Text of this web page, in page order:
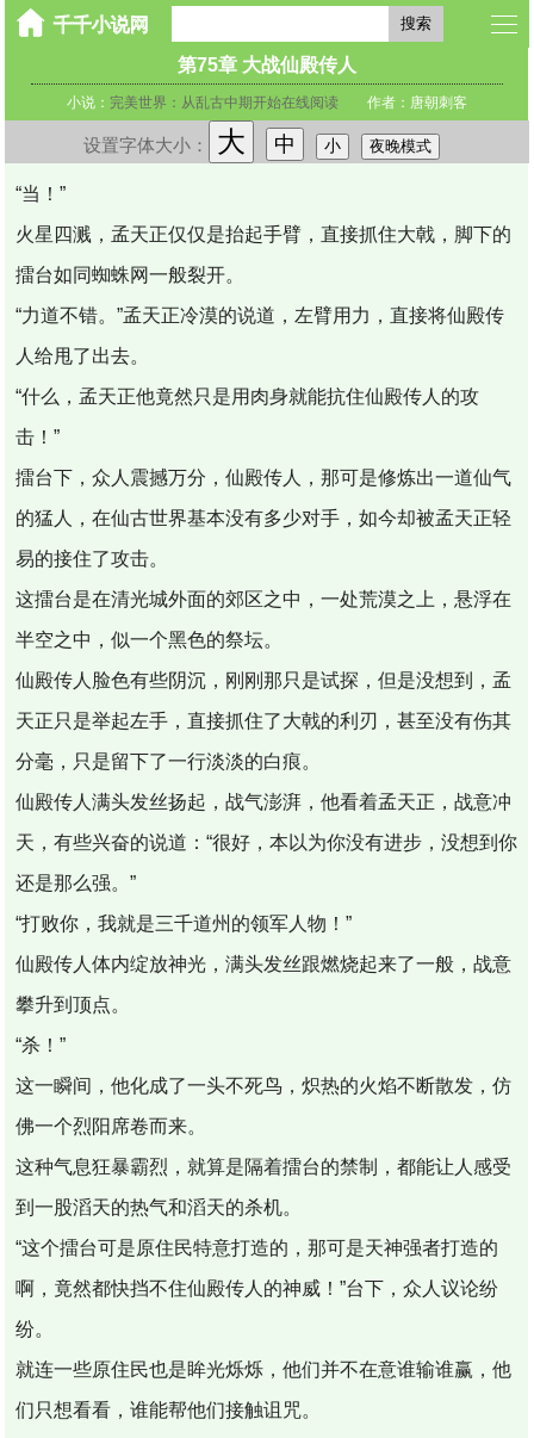
搜索
第75章 大战仙殿传人
小说： 完美世界：从乱古中期开始在线阅读 作者：唐朝刺客
设置字体大小： 大 中 小 夜晚模式
“当！”
火星四溅，孟天正仅仅是抬起手臂，直接抓住大戟，脚下的
擂台如同蜘蛛网一般裂开。
“力道不错。”孟天正冷漠的说道，左臂用力，直接将仙殿传
人给甩了出去。
“什么，孟天正他竟然只是用肉身就能抗住仙殿传人的攻
击！”
擂台下，众人震撼万分，仙殿传人，那可是修炼出一道仙气
的猛人，在仙古世界基本没有多少对手，如今却被孟天正轻
易的接住了攻击。
这擂台是在清光城外面的郊区之中，一处荒漠之上，悬浮在
半空之中，似一个黑色的祭坛。
仙殿传人脸色有些阴沉，刚刚那只是试探，但是没想到，孟
天正只是举起左手，直接抓住了大戟的利刃，甚至没有伤其
分毫，只是留下了一行淡淡的白痕。
仙殿传人满头发丝扬起，战气澎湃，他看着孟天正，战意冲
天，有些兴奋的说道：“很好，本以为你没有进步，没想到你
还是那么强。”
“打败你，我就是三千道州的领军人物！”
仙殿传人体内绽放神光，满头发丝跟燃烧起来了一般，战意
攀升到顶点。
“杀！”
这一瞬间，他化成了一头不死鸟，炽热的火焰不断散发，仿
佛一个烈阳席卷而来。
这种气息狂暴霸烈，就算是隔着擂台的禁制，都能让人感受
到一股滔天的热气和滔天的杀机。
“这个擂台可是原住民特意打造的，那可是天神强者打造的
啊，竟然都快挡不住仙殿传人的神威！”台下，众人议论纷
纷。
就连一些原住民也是眸光烁烁，他们并不在意谁输谁赢，他
们只想看看，谁能帮他们接触诅咒。